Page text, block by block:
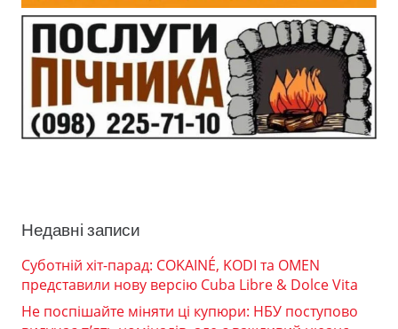
Недавні записи
Суботній хіт-парад: COKAINÉ, KODI та OMEN
представили нову версію Cuba Libre & Dolce Vita
Не поспішайте міняти ці купюри: НБУ поступово